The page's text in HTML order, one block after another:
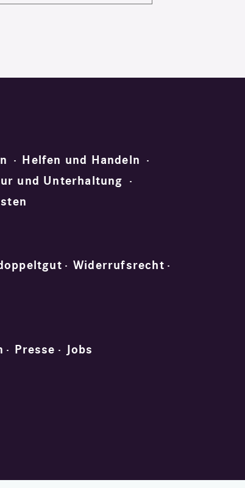
Helfen und Handeln
und Unterhaltung
Widerrufsrecht
Presse Jobs